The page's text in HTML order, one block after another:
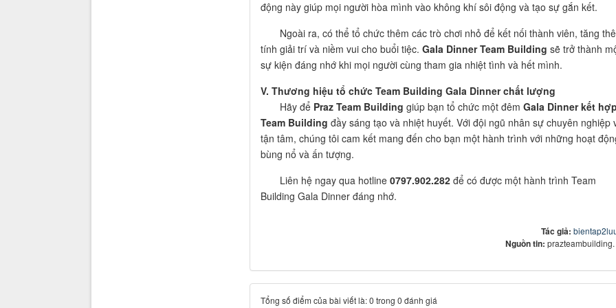
động này giúp mọi người hòa mình vào không khí sôi động và tạo sự gắn kết.
Ngoài ra, có thể tổ chức thêm các trò chơi nhỏ để kết nối thành viên, tăng
tính giải trí và niềm vui cho buổi tiệc. Gala Dinner Team Building sẽ trở thành
sự kiện đáng nhớ khi mọi người cùng tham gia nhiệt tình và hết mình.
V. Thương hiệu tổ chức Team Building Gala Dinner chất lượng
Hãy để Praz Team Building giúp bạn tổ chức một đêm Gala Dinner kết hợp
Team Building đầy sáng tạo và nhiệt huyết. Với đội ngũ nhân sự chuyên nghiệp
tận tâm, chúng tôi cam kết mang đến cho bạn một hành trình với những hoạt
bùng nổ và ấn tượng.
Liên hệ ngay qua hotline 0797.902.282để có được một hành trình Team
Building Gala Dinner đáng nhớ.
Tác giả:
Nguồn tin:prazteambuilding.
Tổng số điểm của bài viết là: 0 trong 0 đánh giá